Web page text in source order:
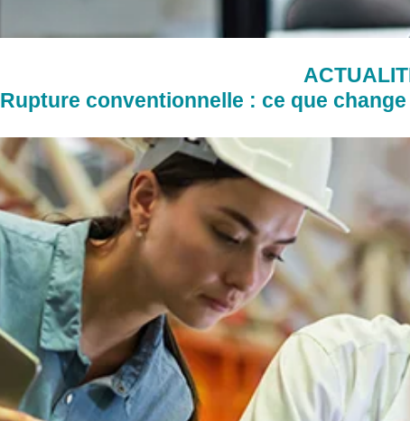
Rupture conventionnelle : ce que